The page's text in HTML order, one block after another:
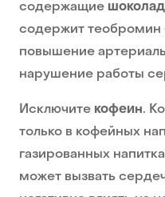
содержащие шоколад
содержит
повышение
нарушение работы
Исключите кофеин.
только в кофейных
газированных
может вызвать